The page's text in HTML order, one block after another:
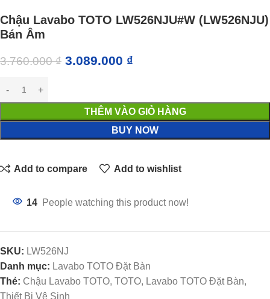
Chậu Lavabo TOTO LW526NJU#W (LW526NJU)
Bán Âm
3.760.000₫ 3.089.000 ₫
THÊM VÀO GIỎ HÀNG
BUY NOW
Add to compare Add to wishlist
14 People watching this product now!
SKU: LW526NJ
Danh mục: Lavabo TOTO Đặt Bàn
Thẻ: Chậu Lavabo TOTO, TOTO, Lavabo TOTO Đặt Bàn,
Thiết Bị Vệ Sinh